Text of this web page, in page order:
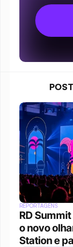
REPORTAGENS
RD
o novo
Station e